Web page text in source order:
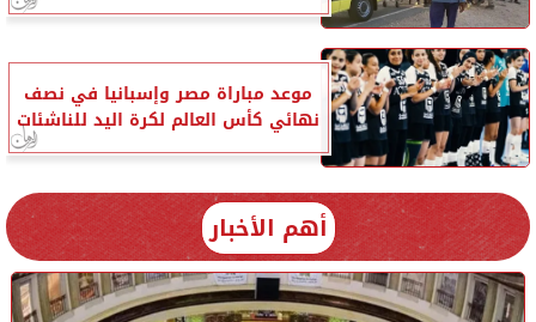
موعد مباراة مصر وإسبانيا في نصف
نهائي كأس العالم لكرة اليد للناشئات
أهم الأخبار